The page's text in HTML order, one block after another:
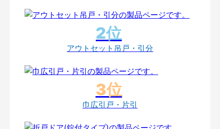
アウトセット吊戸・引分
巾広引戸・片引